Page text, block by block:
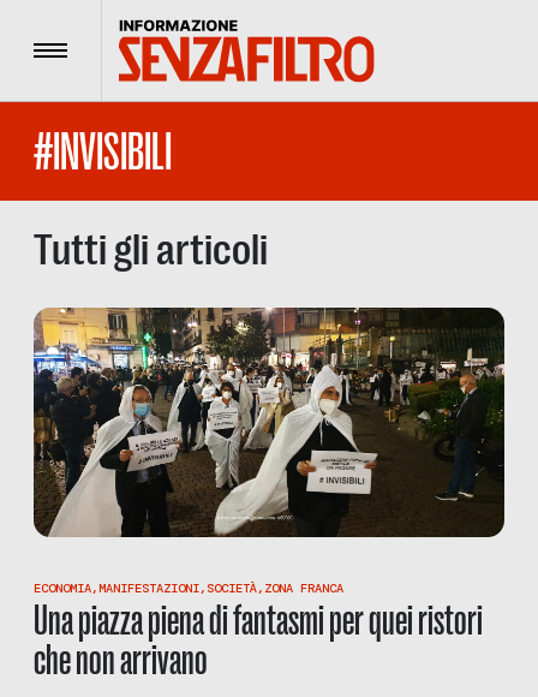
Menu
#INVISIBILI
Tutti gli articoli
ECONOMIA,MANIFESTAZIONI, SOCIETÀ, ZONA FRANCA
Una piazza piena di fantasmi per quei ristori
che non arrivano